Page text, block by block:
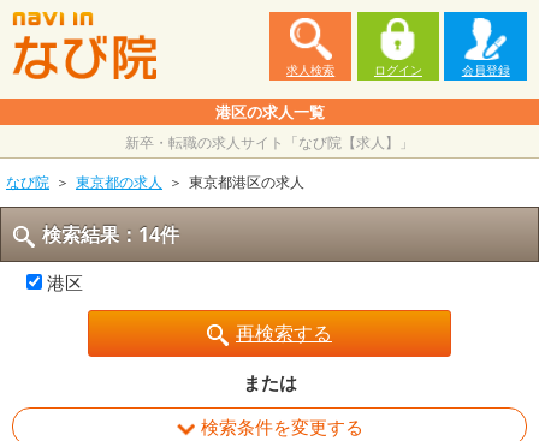
求人検索 ログイン 会員登録
港区の求人一覧
新卒・転職の求人サイト「なび院【求人】」
なび院
東京都の求人 東京都港区の求人
検索結果：14件
港区
再検索する
または
検索条件を変更する